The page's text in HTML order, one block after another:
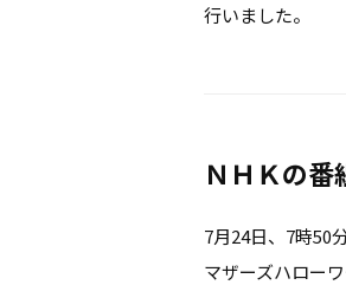
行いました。
ＮＨＫの
7月24日、7時50
マザーズハロー